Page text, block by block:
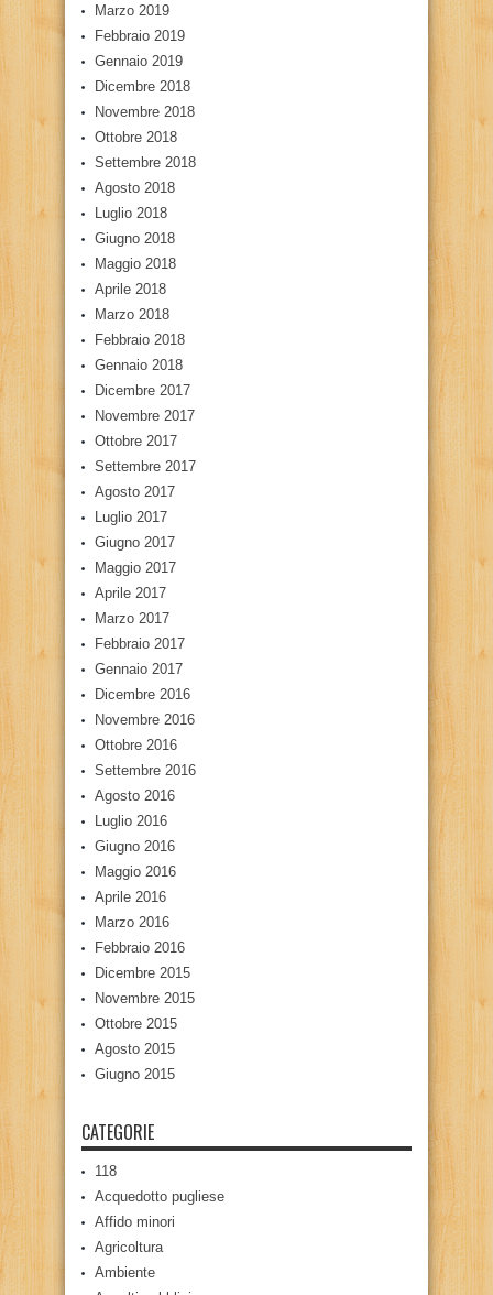
Marzo 2019
Febbraio 2019
Gennaio 2019
Dicembre 2018
Novembre 2018
Ottobre 2018
Settembre 2018
Agosto 2018
Luglio 2018
Giugno 2018
Maggio 2018
Aprile 2018
Marzo 2018
Febbraio 2018
Gennaio 2018
Dicembre 2017
Novembre 2017
Ottobre 2017
Settembre 2017
Agosto 2017
Luglio 2017
Giugno 2017
Maggio 2017
Aprile 2017
Marzo 2017
Febbraio 2017
Gennaio 2017
Dicembre 2016
Novembre 2016
Ottobre 2016
Settembre 2016
Agosto 2016
Luglio 2016
Giugno 2016
Maggio 2016
Aprile 2016
Marzo 2016
Febbraio 2016
Dicembre 2015
Novembre 2015
Ottobre 2015
Agosto 2015
Giugno 2015
CATEGORIE
118
Acquedotto pugliese
Affido minori
Agricoltura
Ambiente